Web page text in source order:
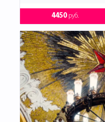
4450руб.